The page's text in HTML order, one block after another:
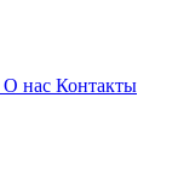
О нас Контакты